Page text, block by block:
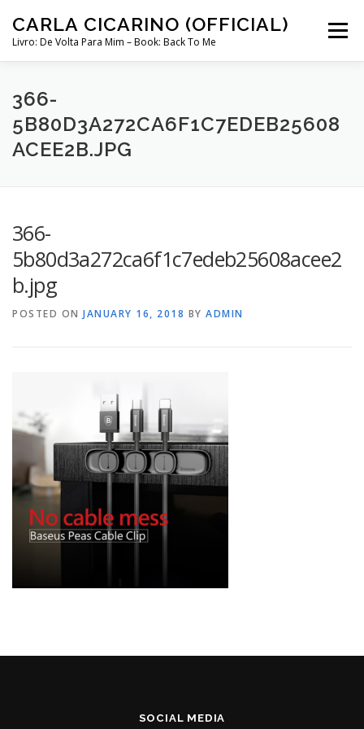
content
CARLA CICARINO (OFFICIAL)
Livro: De Volta Para Mim – Book: Back To Me
Menu
COMPRAR LIVRO “DE VOLTA PARA MIM”
MINHA CONTA
366-
5B80D3A272CA6F1C7EDEB25608
ACEE2B.JPG
366-
5b80d3a272ca6f1c7edeb25608acee2
b.jpg
POSTED ON JANUARY 16, 2018 BY ADMIN
SOCIAL MEDIA